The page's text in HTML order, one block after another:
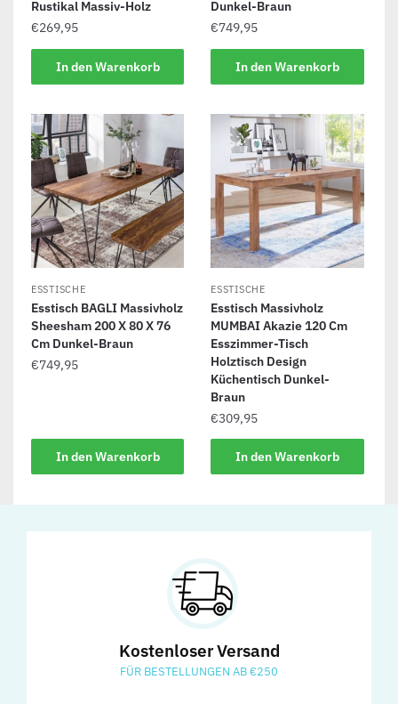
Rustikal Massiv-Holz
€269,95
In den Warenkorb
Dunkel-Braun
€749,95
In den Warenkorb
ESSTISCHE
Esstisch BAGLI Massivholz
Sheesham 200 X 80 X 76
Cm Dunkel-Braun
€749,95
In den Warenkorb
ESSTISCHE
Esstisch Massivholz
MUMBAI Akazie 120 Cm
Esszimmer-Tisch
Holztisch Design
Küchentisch Dunkel-
Braun
€309,95
In den Warenkorb
Kostenloser Versand
FÜR BESTELLUNGEN AB €250